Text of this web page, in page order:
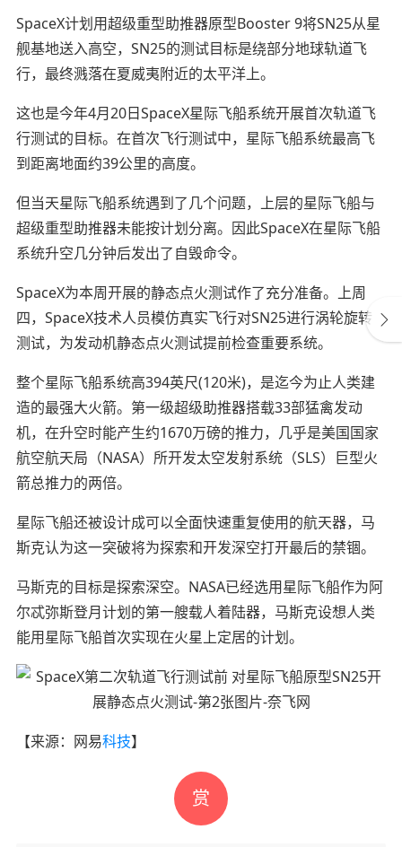
SpaceX计划用超级重型助推器原型Booster 9将SN25从星
舰基地送入高空，SN25的测试目标是绕部分地球轨道飞
行，最终溅落在夏威夷附近的太平洋上。
这也是今年4月20日SpaceX星际飞船系统开展首次轨道飞
行测试的目标。在首次飞行测试中，星际飞船系统最高飞
到距离地面约39公里的高度。
但当天星际飞船系统遇到了几个问题，上层的星际飞船与
超级重型助推器未能按计划分离。因此SpaceX在星际飞船
系统升空几分钟后发出了自毁命令。
SpaceX为本周开展的静态点火测试作了充分准备。上周
四，SpaceX技术人员模仿真实飞行对SN25进行涡轮旋转
测试，为发动机静态点火测试提前检查重要系统。
整个星际飞船系统高394英尺(120米)，是迄今为止人类建
造的最强大火箭。第一级超级助推器搭载33部猛禽发动
机，在升空时能产生约1670万磅的推力，几乎是美国国家
航空航天局（NASA）所开发太空发射系统（SLS）巨型火
箭总推力的两倍。
星际飞船还被设计成可以全面快速重复使用的航天器，马
斯克认为这一突破将为探索和开发深空打开最后的禁锢。
马斯克的目标是探索深空。NASA已经选用星际飞船作为阿
尔忒弥斯登月计划的第一艘载人着陆器，马斯克设想人类
能用星际飞船首次实现在火星上定居的计划。
【来源：网易科技】
赏